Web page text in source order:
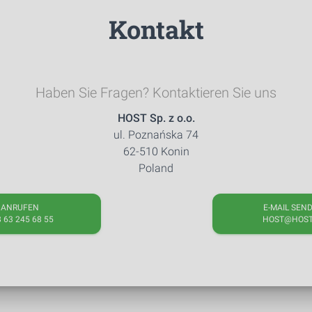
Kontakt
Haben Sie Fragen? Kontaktieren Sie uns
HOST Sp. z o.o.
ul. Poznańska 74
62-510 Konin
Poland
ANRUFEN
63 245 68 55
E-MAIL